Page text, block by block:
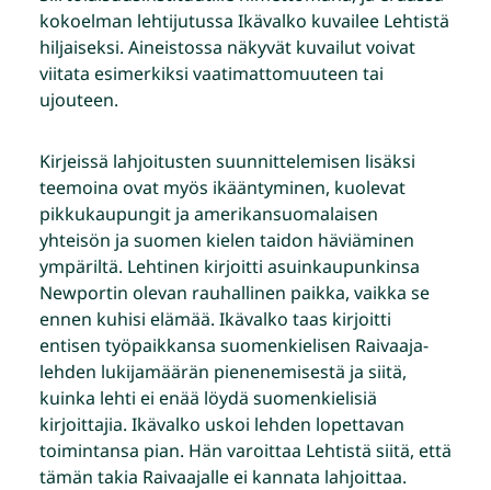
kokoelman lehtijutussa Ikävalko kuvailee Lehtistä
hiljaiseksi. Aineistossa näkyvät kuvailut voivat
viitata esimerkiksi vaatimattomuuteen tai
ujouteen.
Kirjeissä lahjoitusten suunnittelemisen lisäksi
teemoina ovat myös ikääntyminen, kuolevat
pikkukaupungit ja amerikansuomalaisen
yhteisön ja suomen kielen taidon häviäminen
ympäriltä. Lehtinen kirjoitti asuinkaupunkinsa
Newportin olevan rauhallinen paikka, vaikka se
ennen kuhisi elämää. Ikävalko taas kirjoitti
entisen työpaikkansa suomenkielisen Raivaaja-
lehden lukijamäärän pienenemisestä ja siitä,
kuinka lehti ei enää löydä suomenkielisiä
kirjoittajia. Ikävalko uskoi lehden lopettavan
toimintansa pian. Hän varoittaa Lehtistä siitä, että
tämän takia Raivaajalle ei kannata lahjoittaa.